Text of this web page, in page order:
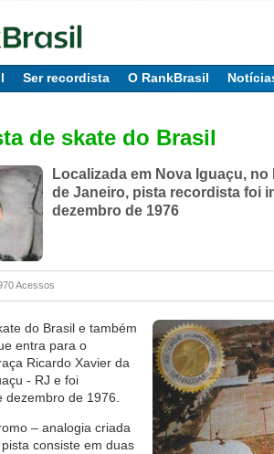
Ser recordista O RankBrasil
de skate do Brasil
Localizada em Nova Iguaçu,
de Janeiro, pista recordista foi
dezembro de 1976
Acessos
do Brasil e também
entra para o
Ricardo Xavier da
- RJ e foi
de 1976.
– analogia criada
consiste em duas